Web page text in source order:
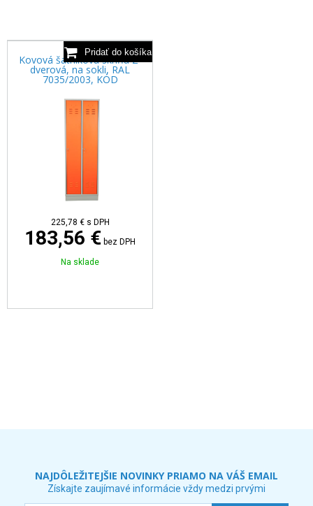
Kovová šatníková skriňa 2-
dverová, na sokli, RAL
7035/2003, KÓD
225,78 € s DPH
183,56 € bez DPH
Na sklade
NAJDÔLEŽITEJŠIE NOVINKY PRIAMO NA VÁŠ EMAIL
Získajte zaujímavé informácie vždy medzi prvými